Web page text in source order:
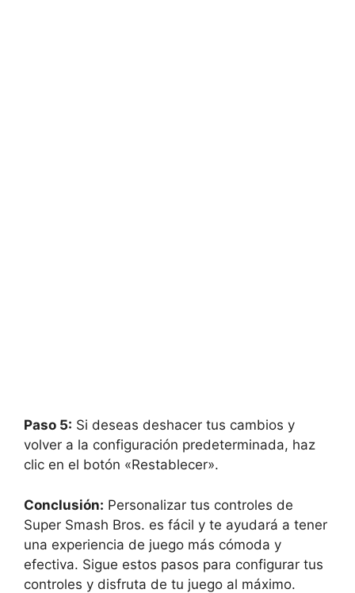
Paso 5: Si deseas deshacer tus cambios y
volver a la configuración predeterminada, haz
clic en el botón «Restablecer».
Conclusión: Personalizar tus controles de
Super Smash Bros. es fácil y te ayudará a tener
una experiencia de juego más cómoda y
efectiva. Sigue estos pasos para configurar tus
controles y disfruta de tu juego al máximo.